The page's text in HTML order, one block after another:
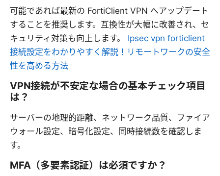
可能であれば最新の FortiClient VPN へアップデート
することを推奨します。互換性が大幅に改善され、セ
キュリティ対策も向上します。 Ipsec vpn forticlient
接続設定をわかりやすく解説！リモートワークの安全
性を高める方法
VPN接続が不安定な場合の基本チェック項目
は？
サーバーの地理的距離、ネットワーク品質、ファイア
ウォール設定、暗号化設定、同時接続数を確認しま
す。
MFA（多要素認証）は必須ですか？